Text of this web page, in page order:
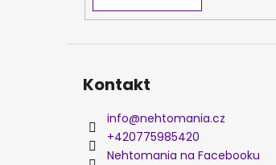
Kontakt
info@nehtomania.cz
+420775985420
Nehtomania na Facebooku